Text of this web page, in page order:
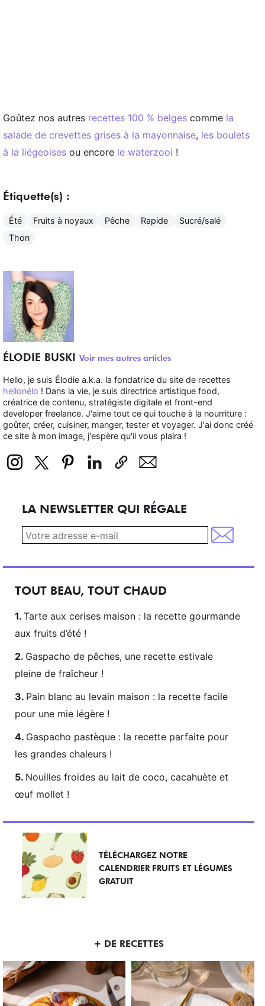
Goûtez nos autres recettes 100 % belges comme la
salade de crevettes grises à la mayonnaise, les boulets
à la liégeoises ou encore le waterzooi !
Étiquette(s) :
Été Fruits à noyaux Pêche Rapide
Sucré/salé
Thon
ÉLODIE BUSKI Voir mes autres articles
Hello, je suis Élodie a.k.a. la fondatrice du site de recettes
hellonélo ! Dans la vie, je suis directrice artistique food,
créatrice de contenu, stratégiste digitale et front-end
developer freelance. J'aime tout ce qui touche à la nourriture :
goûter, créer, cuisiner, manger, tester et voyager. J'ai donc créé
ce site à mon image, j'espère qu'il vous plaira !
LA NEWSLETTER QUI RÉGALE
TOUT BEAU, TOUT CHAUD
Tarte aux cerises maison : la recette gourmande
aux fruits d’été !
Gaspacho de pêches, une recette estivale
pleine de fraîcheur !
Pain blanc au levain maison : la recette facile
pour une mie légère !
Gaspacho pastèque : la recette parfaite pour
les grandes chaleurs !
Nouilles froides au lait de coco, cacahuète et
œuf mollet !
TÉLÉCHARGEZ NOTRE
CALENDRIER FRUITS ET LÉGUMES
GRATUIT
+ DE RECETTES